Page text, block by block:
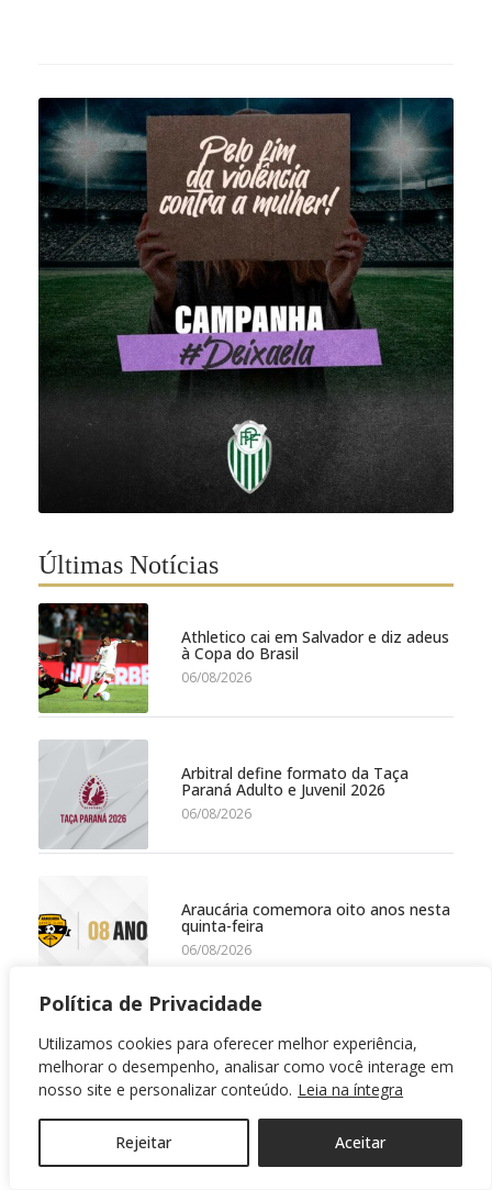
Política de Privacidade
Utilizamos cookies para oferecer melhor experiência,
melhorar o desempenho, analisar como você interage em
nosso site e personalizar conteúdo. Leia na íntegra
Rejeitar Aceitar
Últimas Notícias
Athletico cai em Salvador e diz adeus
à Copa do Brasil
06/08/2026
Arbitral define formato da Taça
Paraná Adulto e Juvenil 2026
06/08/2026
Araucária comemora oito anos nesta
quinta-feira
06/08/2026
Athletico goleia o Grêmio e sobe
para o G4 do Brasileiro Sub-17
05/08/2026